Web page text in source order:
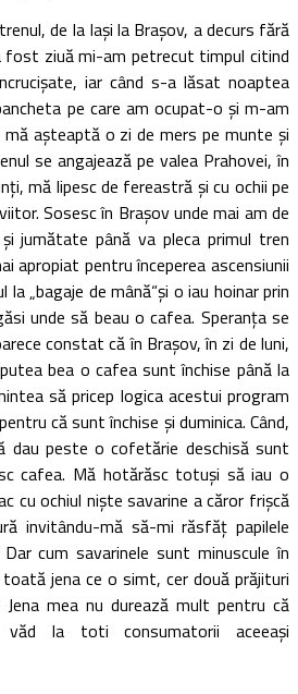
de la Iaşi la Braşov, a decurs fără
fost ziuă mi-am petrecut timpul citind
iar când s-a lăsat noaptea
pe care am ocupat-o şi m-am
aşteaptă o zi de mers pe munte şi
se angajează pe valea Prahovei, în
mă lipesc de fereastră şi cu ochii pe
Sosesc în Braşov unde mai am de
jumătate până va pleca primul tren
apropiat pentru începerea ascensiunii
la „bagaje de mână“şi o iau hoinar prin
unde să beau o cafea. Speranţa se
constat că în Braşov, în zi de luni,
bea o cafea sunt închise până la
să pricep logica acestui program
că sunt închise şi duminica. Când,
dau peste o cofetărie deschisă sunt
cafea. Mă hotărăsc totuşi să iau o
cu ochiul nişte savarine a căror frişcă
invitându-mă să-mi răsfăţ papilele
cum savarinele sunt minuscule în
jena ce o simt, cer două prăjituri
mea nu durează mult pentru că
văd la toti consumatorii aceeaşi